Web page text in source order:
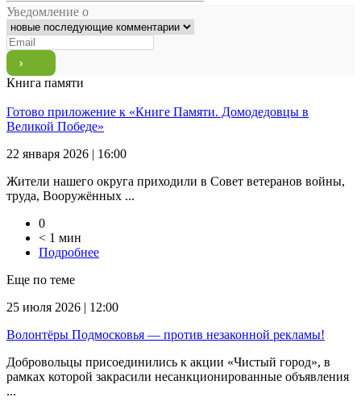
Уведомление о
Книга памяти
Готово приложение к «Книге Памяти. Домодедовцы в
Великой Победе»
22 января 2026 | 16:00
Жители нашего округа приходили в Совет ветеранов войны,
труда, Вооружённых ...
0
< 1 мин
Подробнее
Еще по теме
25 июля 2026 | 12:00
Волонтёры Подмосковья — против незаконной рекламы!
Добровольцы присоединились к акции «Чистый город», в
рамках которой закрасили несанкционированные объявления
...